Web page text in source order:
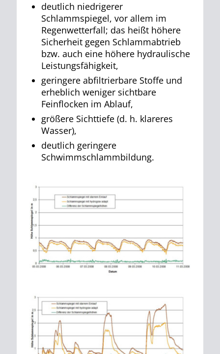
deutlich niedrigerer
Schlammspiegel, vor allem im
Regenwetterfall; das heißt höhere
Sicherheit gegen Schlammabtrieb
bzw. auch eine höhere hydraulische
Leistungsfähigkeit,
geringere abfiltrierbare Stoffe und
erheblich weniger sichtbare
Feinflocken im Ablauf,
größere Sichttiefe (d. h. klareres
Wasser),
deutlich geringere
Schwimmschlammbildung.